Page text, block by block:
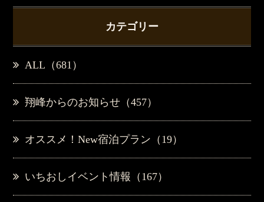
カテゴリー
ALL（681）
翔峰からのお知らせ（457）
オススメ！New宿泊プラン（19）
いちおしイベント情報（167）